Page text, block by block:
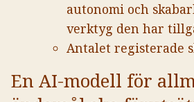
autonomi och
verktyg den har
Antalet registerade
En AI-modell för